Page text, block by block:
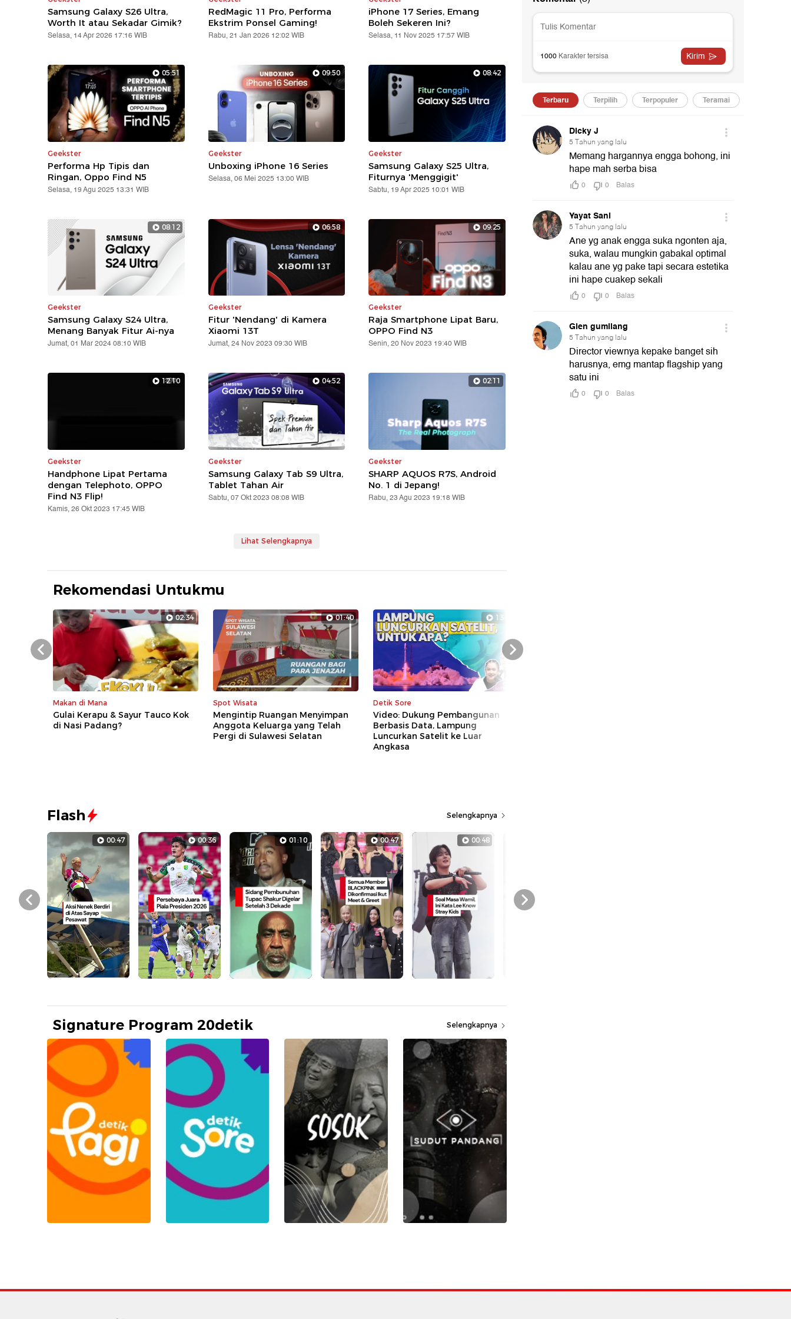
Samsung Galaxy S26 Ultra,
Worth It atau Sekadar Gimik?
Selasa, 14 Apr 2026 17:16 WIB
RedMagic 11 Pro, Performa
Ekstrim Ponsel Gaming!
Rabu, 21 Jan 2026 12:02 WIB
iPhone 17 Series, Emang
Boleh Sekeren Ini?
Selasa, 11 Nov 2025 17:57 WIB
05:51
Geekster
Performa Hp Tipis dan
Ringan, Oppo Find N5
Selasa, 19 Agu 2025 13:31 WIB
09:50
Geekster
Unboxing iPhone 16 Series
Selasa, 06 Mei 2025 13:00 WIB
08:42
Geekster
Samsung Galaxy S25 Ultra,
Fiturnya 'Menggigit'
Sabtu, 19 Apr 2025 10:01 WIB
08:12
Geekster
Samsung Galaxy S24 Ultra,
Menang Banyak Fitur Ai-nya
Jumat, 01 Mar 2024 08:10 WIB
06:58
Geekster
Fitur 'Nendang' di Kamera
Xiaomi 13T
Jumat, 24 Nov 2023 09:30 WIB
09:25
Geekster
Raja Smartphone Lipat Baru,
OPPO Find N3
Senin, 20 Nov 2023 19:40 WIB
12:10
Geekster
Handphone Lipat Pertama
dengan Telephoto, OPPO
Find N3 Flip!
Kamis, 26 Okt 2023 17:45 WIB
04:52
Geekster
Samsung Galaxy Tab S9 Ultra,
Tablet Tahan Air
Sabtu, 07 Okt 2023 08:08 WIB
02:11
Geekster
SHARP AQUOS R7S, Android
No. 1 di Jepang!
Rabu, 23 Agu 2023 19:18 WIB
Lihat Selengkapnya
Rekomendasi Untukmu
02:34
Makan di Mana
Gulai Kerapu & Sayur Tauco Kok
di Nasi Padang?
01:40
Spot Wisata
Mengintip Ruangan Menyimpan
Anggota Keluarga yang Telah
Pergi di Sulawesi Selatan
13:28
Detik Sore
Video: Dukung Pembangunan
Berbasis Data, Lampung
Luncurkan Satelit ke Luar
Angkasa
Prev Next
Flash Selengkapnya
00:47 00:36 01:10 00:47 00:48
Prev Next
Signature Program 20detik Selengkapnya